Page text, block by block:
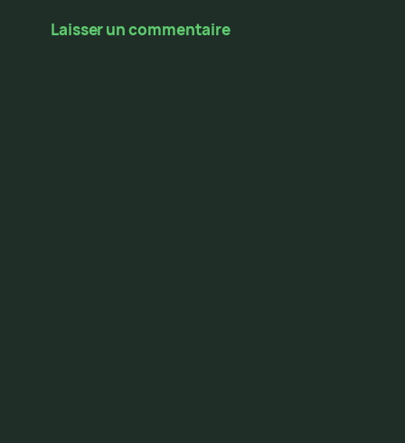
Laisser un commentaire